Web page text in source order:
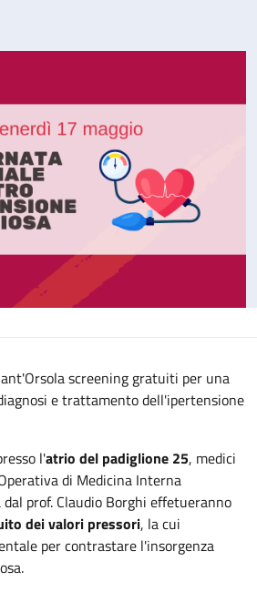
screening gratuiti per una
e trattamento dell'ipertensione
l'atrio del padiglione 25, medici
di Medicina Interna
prof. Claudio Borghi effetueranno
dei valori pressori, la cui
per contrastare l'insorgenza